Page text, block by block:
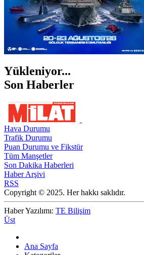
Yükleniyor...
Son Haberler
Hava Durumu
Trafik Durumu
Puan Durumu ve Fikstür
Tüm Manşetler
Son Dakika Haberleri
Haber Arşivi
RSS
Copyright © 2025. Her hakkı saklıdır.
Haber Yazılımı: TE Bilişim
Üst
Ana Sayfa